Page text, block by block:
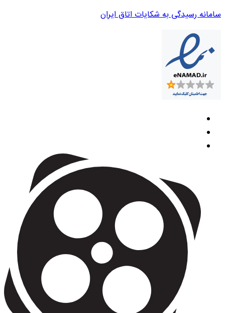
رسیدگی به شکایات اتاق ایران